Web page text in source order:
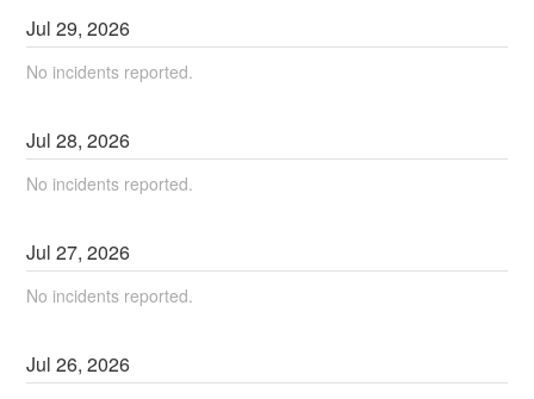
Jul29,2026
No incidents reported.
Jul28,2026
No incidents reported.
Jul27,2026
No incidents reported.
Jul26,2026